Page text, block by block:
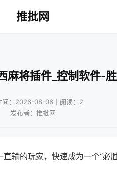
推批网
麻将插件_控制软件-
间：2026-08-06｜阅读：2
发布者：推批网
输的玩家，快速成为一个“必